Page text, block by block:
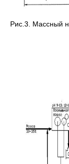
Рис.3. Массный